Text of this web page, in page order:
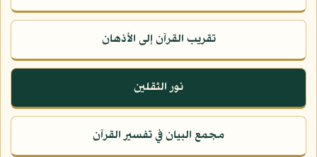
تقريب القرآن إلى الأذهان
نور الثقلين
مجمع البيان في تفسير القرآن